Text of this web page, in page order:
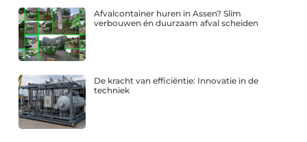
Afvalcontainer huren in Assen? Slim
verbouwen én duurzaam afval scheiden
De kracht van efficiëntie: Innovatie in de
techniek